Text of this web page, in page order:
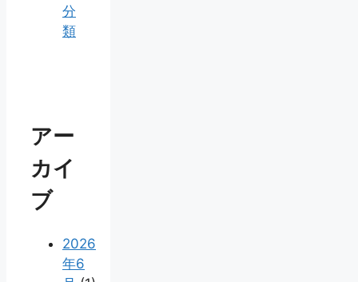
分
類
アー
カイ
ブ
2026
年6